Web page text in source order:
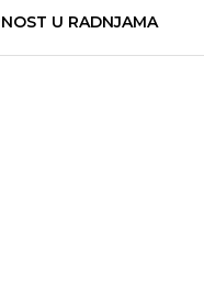
U RADNJAMA